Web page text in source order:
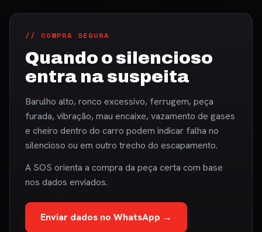
// COMPRA SEGURA
Quando o silencioso
entra na suspeita
Barulho alto, ronco excessivo, ferrugem, peça
furada, vibração, mau encaixe, vazamento de gases
e cheiro dentro do carro podem indicar falha no
silencioso ou em outro trecho do escapamento.
A SOS orienta a compra da peça certa com base
nos dados enviados.
Enviar dados no WhatsApp →